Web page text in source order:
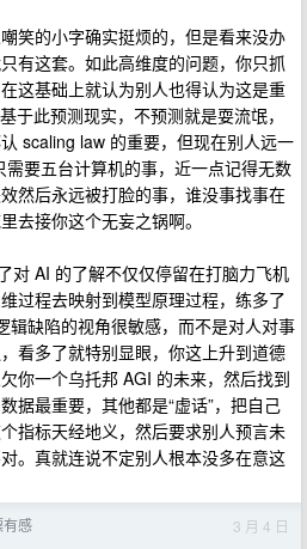
笑的小字确实挺烦的，但是看来没办
有这套。如此高维度的问题，你只抓
这基础上就认为别人也得认为这是重
于此预测现实，不预测就是耍流氓，
scaling law 的重要，但现在别人远一
要五台计算机的事，近一点记得无数
然后永远被打脸的事，谁没事找事在
去接你这个无妄之锅啊。
对 AI 的了解不仅仅停留在打脑力飞机
过程去映射到模型原理过程，练多了
辑缺陷的视角很敏感，而不是对人对事
看多了就特别显眼，你这上升到道德
你一个乌托邦 AGI 的未来，然后找到
据最重要，其他都是“虚话”，把自己
指标天经地义，然后要求别人预言未
。真就连说不定别人根本没多在意这
有感 3 月 4 日